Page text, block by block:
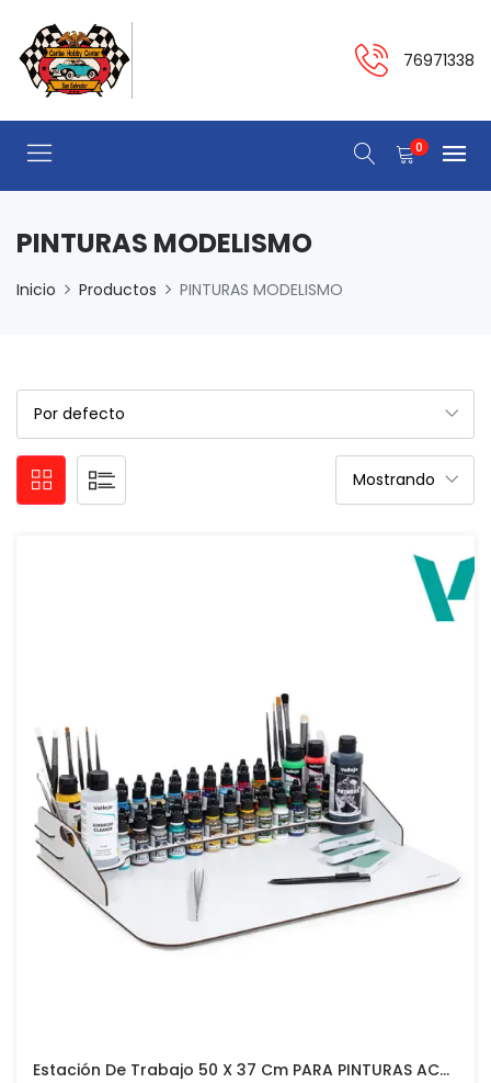
76971338
0
PINTURAS MODELISMO
Inicio Productos PINTURAS MODELISMO
Estación De Trabajo 50 X 37 Cm PARA PINTURAS ACRILICAS VALLEJO Y ACCESORIOS